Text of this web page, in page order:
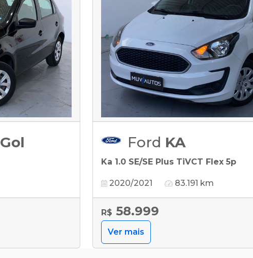
Gol Ford KA
Ka 1.0 SE/SE Plus TiVCT Flex 5p
2020/2021 83.191 km
R$ 58.999
Ver mais